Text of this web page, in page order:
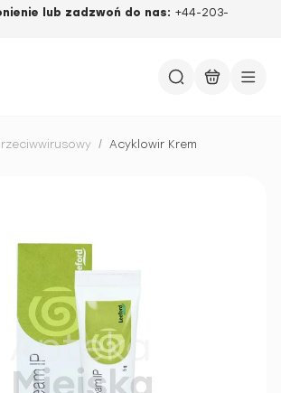
lub zadzwoń do nas: +44-203-
/ Acyklowir Krem